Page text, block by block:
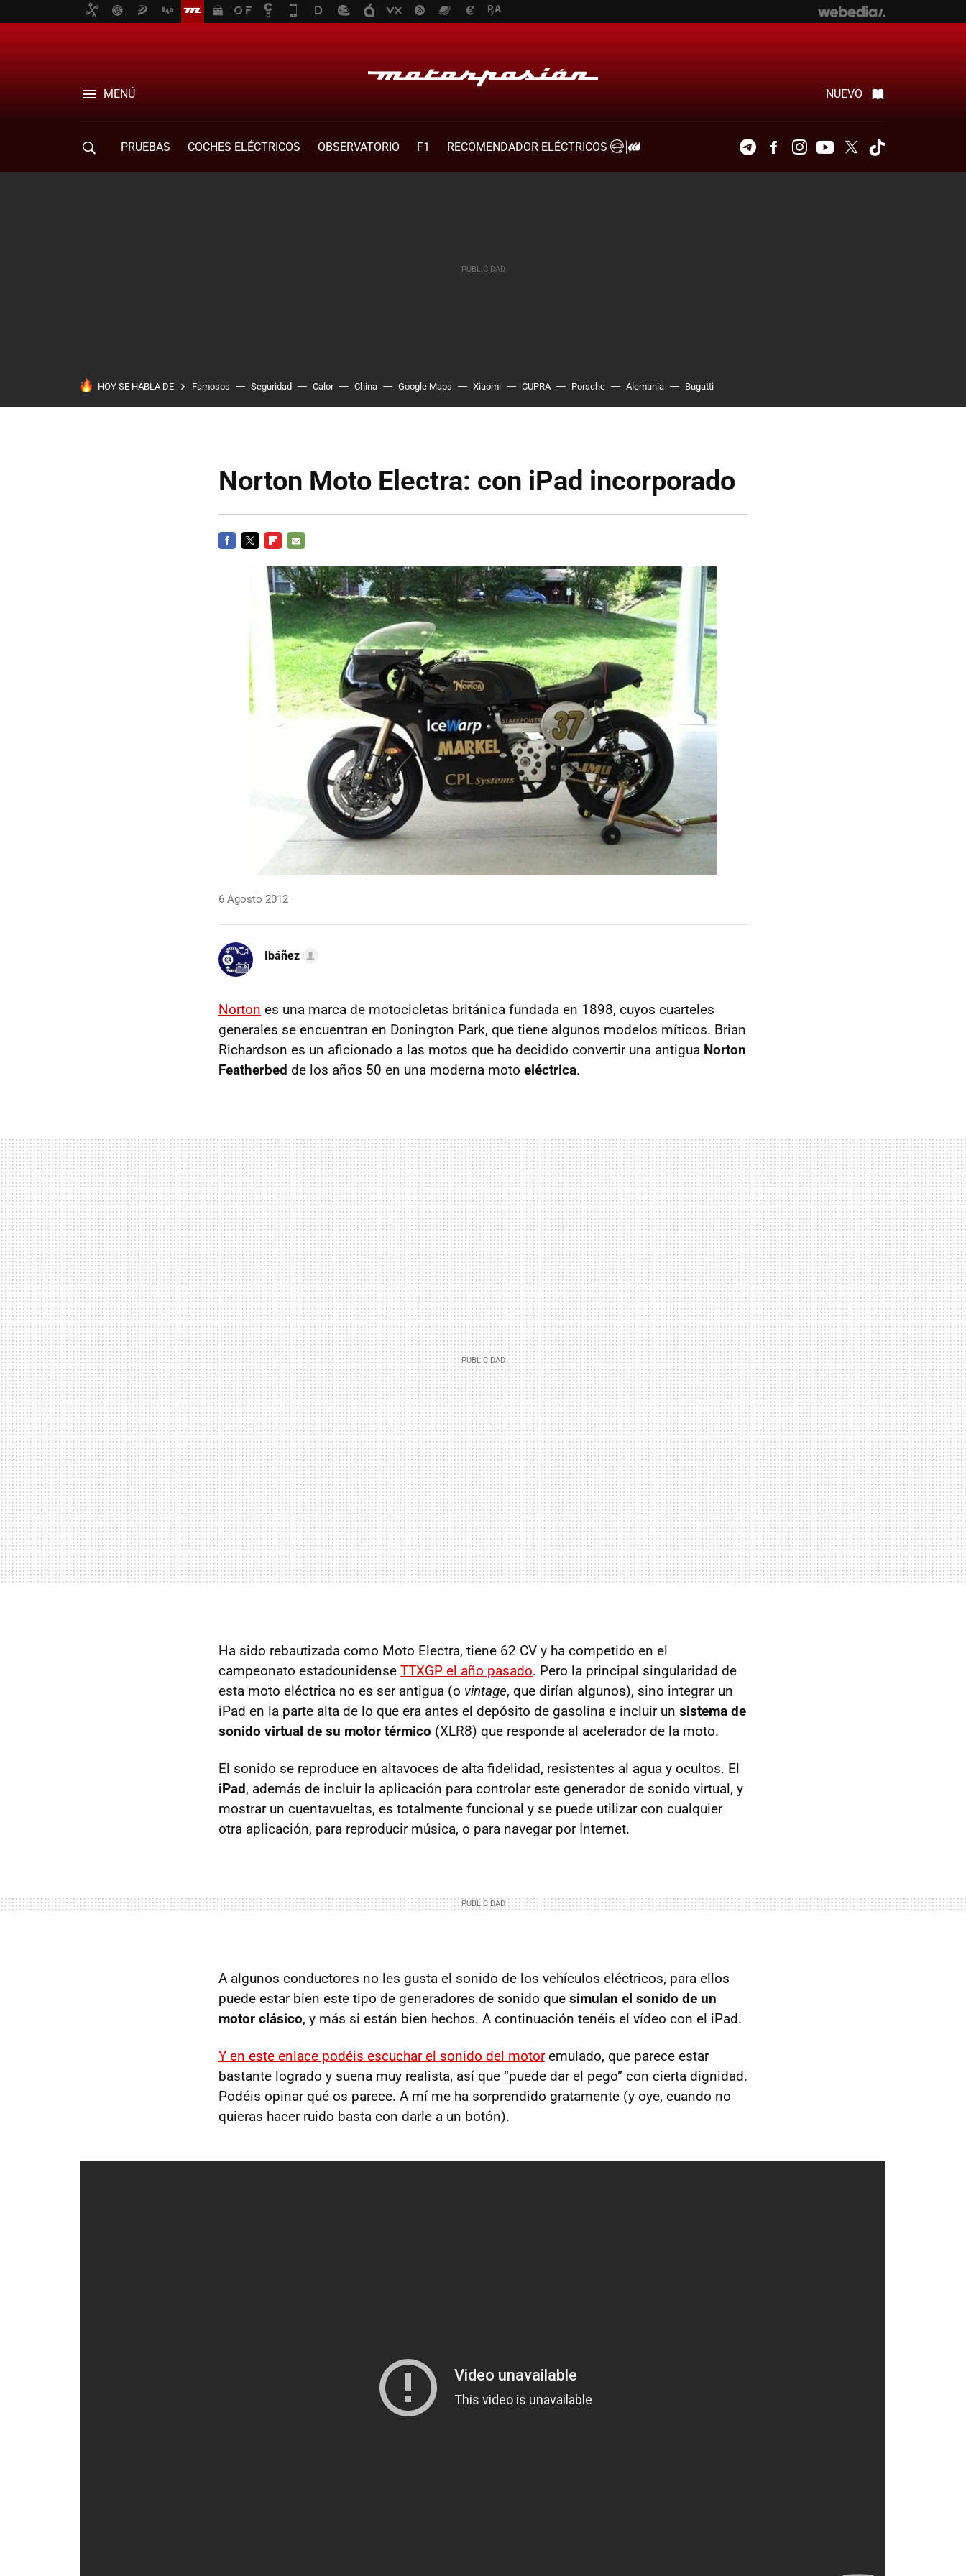
MENÚ NUEVO
PRUEBAS COCHES ELÉCTRICOS OBSERVATORIO F1
RECOMENDADOR ELÉCTRICOS
TelegramFacebookInstagramYoutubeTwitter
HOY SE HABLA DE Famosos Seguridad Calor China Google Maps Xiaomi CUPRA Porsche Alemania Bugatti
Norton Moto Electra: con iPad incorporado
MAIL
6 Agosto 2012
Ibáñez
Norton es una marca de motocicletas británica fundada en 1898, cuyos cuarteles
generales se encuentran en Donington Park, que tiene algunos modelos míticos. Brian
Richardson es un aficionado a las motos que ha decidido convertir una antigua Norton
Featherbed de los años 50 en una moderna moto eléctrica.
Ha sido rebautizada como Moto Electra, tiene 62 CV y ha competido en el
campeonato estadounidense TTXGP el año pasado. Pero la principal singularidad de
esta moto eléctrica no es ser antigua (o vintage, que dirían algunos), sino integrar un
iPad en la parte alta de lo que era antes el depósito de gasolina e incluir un sistema de
sonido virtual de su motor térmico (XLR8) que responde al acelerador de la moto.
El sonido se reproduce en altavoces de alta fidelidad, resistentes al agua y ocultos. El
iPad, además de incluir la aplicación para controlar este generador de sonido virtual, y
mostrar un cuentavueltas, es totalmente funcional y se puede utilizar con cualquier
otra aplicación, para reproducir música, o para navegar por Internet.
A algunos conductores no les gusta el sonido de los vehículos eléctricos, para ellos
puede estar bien este tipo de generadores de sonido que simulan el sonido de un
motor clásico, y más si están bien hechos. A continuación tenéis el vídeo con el iPad.
Y en este enlace podéis escuchar el sonido del motoremulado, que parece estar
bastante logrado y suena muy realista, así que “puede dar el pego” con cierta dignidad.
Podéis opinar qué os parece. A mí me ha sorprendido gratamente (y oye, cuando no
quieras hacer ruido basta con darle a un botón).